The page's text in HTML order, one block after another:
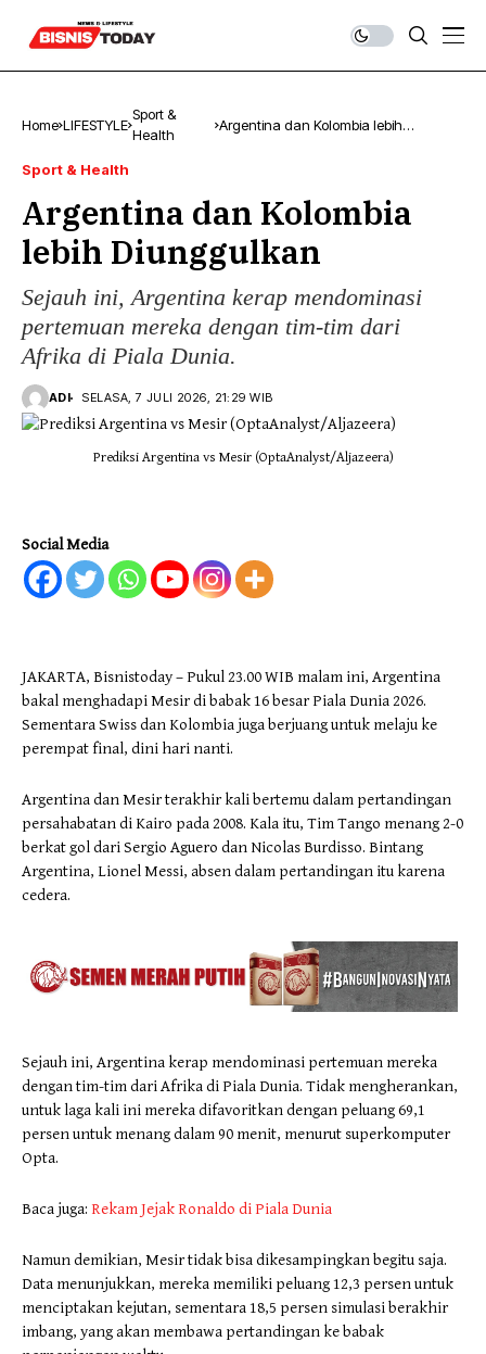
Home LIFESTYLE
Sport &
Health
Argentina dan Kolombia lebih
Sport & Health
Argentina dan Kolombia
lebih Diunggulkan
Sejauh ini, Argentina kerap mendominasi
pertemuan mereka dengan tim-tim dari
Afrika di Piala Dunia.
ADI SELASA, 7 JULI 2026, 21:29 WIB
Prediksi Argentina vs Mesir (OptaAnalyst/Aljazeera)
Social Media
JAKARTA, Bisnistoday – Pukul 23.00 WIB malam ini, Argentina
bakal menghadapi Mesir di babak 16 besar Piala Dunia 2026.
Sementara Swiss dan Kolombia juga berjuang untuk melaju ke
perempat final, dini hari nanti.
Argentina dan Mesir terakhir kali bertemu dalam pertandingan
persahabatan di Kairo pada 2008. Kala itu, Tim Tango menang 2-0
berkat gol dari Sergio Aguero dan Nicolas Burdisso. Bintang
Argentina, Lionel Messi, absen dalam pertandingan itu karena
cedera.
Sejauh ini, Argentina kerap mendominasi pertemuan mereka
dengan tim-tim dari Afrika di Piala Dunia. Tidak mengherankan,
untuk laga kali ini mereka difavoritkan dengan peluang 69,1
persen untuk menang dalam 90 menit, menurut superkomputer
Opta.
Baca juga: Rekam Jejak Ronaldo di Piala Dunia
Namun demikian, Mesir tidak bisa dikesampingkan begitu saja.
Data menunjukkan, mereka memiliki peluang 12,3 persen untuk
menciptakan kejutan, sementara 18,5 persen simulasi berakhir
imbang, yang akan membawa pertandingan ke babak